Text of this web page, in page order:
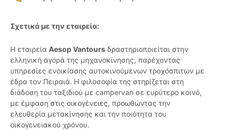
Σχετικά με την εταιρεία:
Η εταιρεία Aesop Vantours δραστηριοποιείται στην
ελληνική αγορά της μηχανοκίνησης, παρέχοντας
υπηρεσίες ενοικίασης αυτοκινούμενων τροχόσπιτων με
έδρα τον Πειραιά. Η φιλοσοφία της στηρίζεται στη
διάδοση του ταξιδιού με campervan σε ευρύτερο κοινό,
με έμφαση στις οικογένειες, προωθώντας την
ελευθερία μετακίνησης και την ποιότητα του
οικογενειακού χρόνου.